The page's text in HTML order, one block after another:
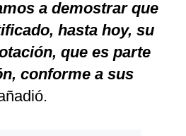
a demostrar que
hasta hoy, su
que es parte
conforme a sus